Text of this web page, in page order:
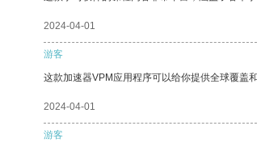
2024-04-01
游客
这款加速器VPM应用程序可以给你提供全球覆盖
2024-04-01
游客